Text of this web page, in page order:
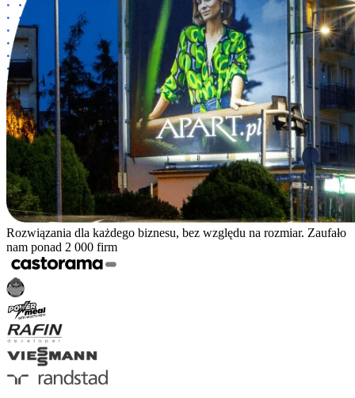
Rozwiązania dla każdego biznesu, bez względu na rozmiar. Zaufało
nam ponad 2 000 firm